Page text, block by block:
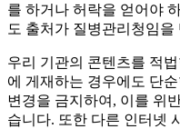
를 하거나 허락을 얻어야
도 출처가 질병관리청임
우리 기관의 콘텐츠를 적
에 게재하는 경우에도 단
변경을 금지하여, 이를 위
습니다. 또한 다른 인터넷